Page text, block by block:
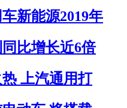
新能源2019年
比增长近6倍
上汽通用打